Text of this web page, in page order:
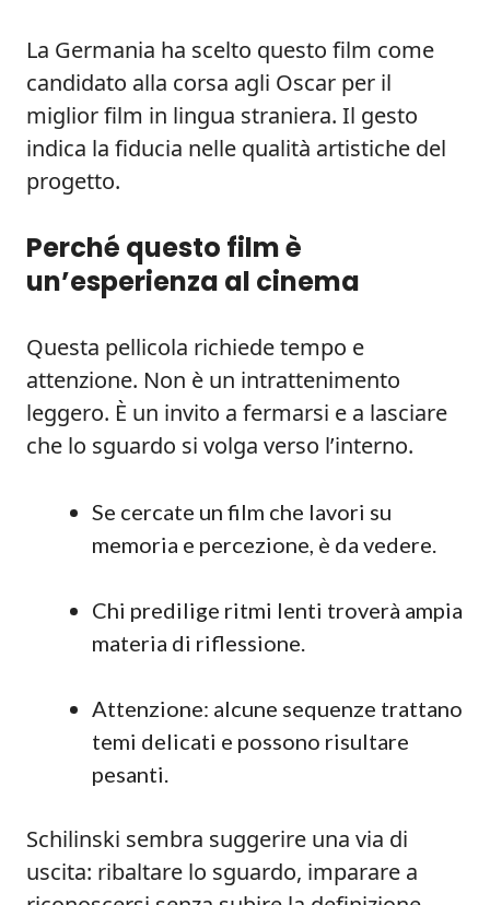
La Germania ha scelto questo film come
candidato alla corsa agli Oscar per il
miglior film in lingua straniera. Il gesto
indica la fiducia nelle qualità artistiche del
progetto.
Perché questo film è
un’esperienza al cinema
Questa pellicola richiede tempo e
attenzione. Non è un intrattenimento
leggero. È un invito a fermarsi e a lasciare
che lo sguardo si volga verso l’interno.
Se cercate un film che lavori su
memoria e percezione, è da vedere.
Chi predilige ritmi lenti troverà ampia
materia di riflessione.
Attenzione: alcune sequenze trattano
temi delicati e possono risultare
pesanti.
Schilinski sembra suggerire una via di
uscita: ribaltare lo sguardo, imparare a